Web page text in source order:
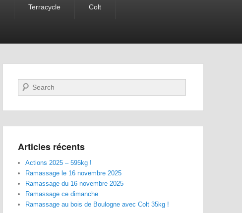
Terracycle Colt
Recherche
Articles récents
Actions 2025 – 595kg !
Ramassage le 16 novembre 2025
Ramassage du 16 novembre 2025
Ramassage ce dimanche
Ramassage au bois de Boulogne avec Colt 35kg !